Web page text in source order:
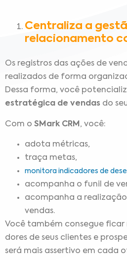
Centraliza a
relacionamento
Os registros das ações de
realizados de forma
Dessa forma, você
estratégica de vendas do
Com o SMark CRM , você:
adota métricas,
traça metas,
monitora indicadores de
acompanha o funil de
acompanha a
vendas.
Você também consegue ficar
dores de seus clientes e
será mais assertivo em cada